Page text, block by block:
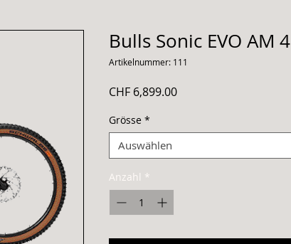
Bulls Sonic EVO AM 4
Artikelnummer: 111
CHF 6,899.00Preis
Grösse *
Auswählen
Anzahl *